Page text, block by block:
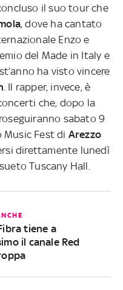
il suo tour che
, dove ha cantato
Enzo e
del Made in Italy e
ha visto vincere
. Il rapper, invece, è
che, dopo la
sabato 9
Music Fest di Arezzo
direttamente lunedì
Tuscany Hall.
tiene a
il canale Red